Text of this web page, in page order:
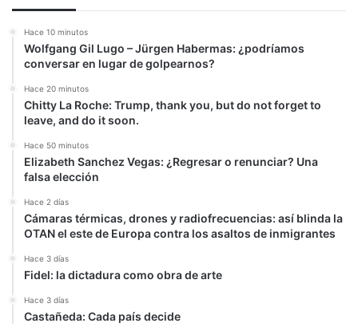
con
jóvenes
nicaragüenses”
Hace 10 minutos
Wolfgang Gil Lugo – Jürgen Habermas: ¿podríamos
conversar en lugar de golpearnos?
Hace 20 minutos
Chitty La Roche: Trump, thank you, but do not forget to
leave, and do it soon.
Hace 50 minutos
Elizabeth Sanchez Vegas: ¿Regresar o renunciar? Una
falsa elección
Hace 2 días
Cámaras térmicas, drones y radiofrecuencias: así blinda la
OTAN el este de Europa contra los asaltos de inmigrantes
Hace 3 días
Fidel: la dictadura como obra de arte
Hace 3 días
Castañeda: Cada país decide